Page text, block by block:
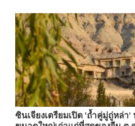
ซินเจียงเตรียมเปิด 'ถ้ำคู่มู่ถู่หล่า